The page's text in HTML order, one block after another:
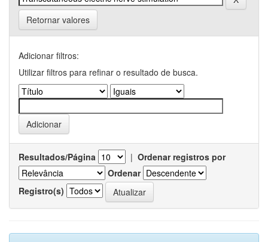
Retornar valores
Adicionar filtros:
Utilizar filtros para refinar o resultado de busca.
Resultados/Página | Ordenar registros por
Ordenar
Registro(s)